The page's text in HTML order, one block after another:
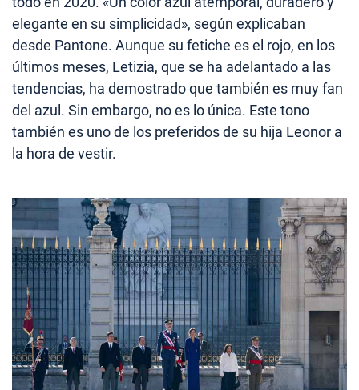
elegante en su simplicidad», según explicaban
desde Pantone. Aunque su fetiche es el rojo, en los
últimos meses, Letizia, que se ha adelantado a las
tendencias, ha demostrado que también es muy fan
del azul. Sin embargo, no es lo única. Este tono
también es uno de los preferidos de su hija Leonor a
la hora de vestir.